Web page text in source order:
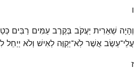
ו
וְהָיָה שְׁאֵרִית יַעֲקֹב בְּקֶרֶב עַמִּים רַבִּים
עֲלֵי־עֵשֶׂב אֲשֶׁר לֹֽא־יְקַוֶּה לְאִישׁ וְלֹא יְיַחֵל
ז